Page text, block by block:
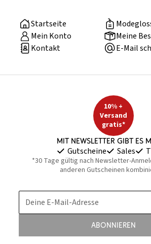
Startseite
Mein Konto
Meine
Kontakt
E-Mail
10% +
Versand
gratis*
Mit Newsletter gibt es
Gutscheine Sales
*30 Tage gültig nach Newsletter-
anderen Gutscheinen
Deine E-Mail-Adresse
Abonnieren